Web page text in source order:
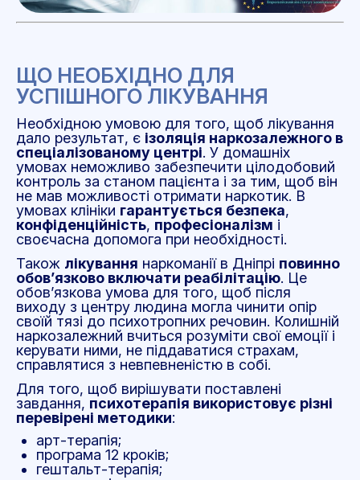
ЩО НЕОБХІДНО ДЛЯ
УСПІШНОГО ЛІКУВАННЯ
Необхідною умовою для того, щоб лікування
дало результат, є ізоляція наркозалежного в
спеціалізованому центрі. У домашніх
умовах неможливо забезпечити цілодобовий
контроль за станом пацієнта і за тим, щоб він
не мав можливості отримати наркотик. В
умовах клініки гарантується безпека,
конфіденційність, професіоналізм і
своєчасна допомога при необхідності.
Також лікування наркоманії в Дніпрі повинно
обов’язково включати реабілітацію. Це
обов’язкова умова для того, щоб після
виходу з центру людина могла чинити опір
своїй тязі до психотропних речовин. Колишній
наркозалежний вчиться розуміти свої емоції і
керувати ними, не піддаватися страхам,
справлятися з невпевненістю в собі.
Для того, щоб вирішувати поставлені
завдання, психотерапія використовує різні
перевірені методики:
арт-терапія;
програма 12 кроків;
гештальт-терапія;